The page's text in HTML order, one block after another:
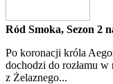
Ród Smoka, Sezon
Po koronacji króla
dochodzi do rozłamu
z Żelaznego...